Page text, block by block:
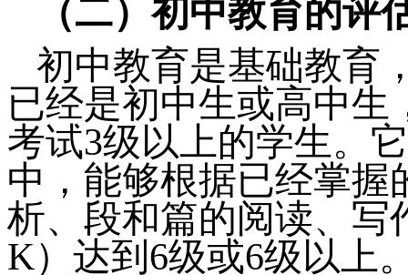
（二）初中教育的评
初中教育是基础教育
已经是初中生或高中生
考试3级以上的学生。
中，能够根据已经掌握
析、段和篇的阅读、写
K）达到6级或6级以上